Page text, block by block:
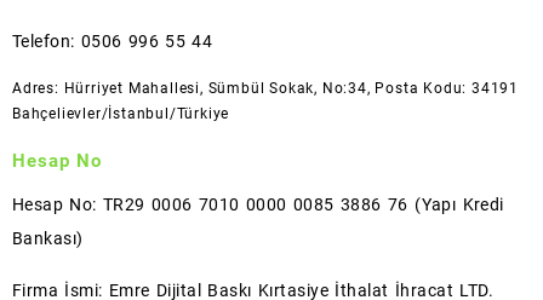
Telefon: 0506 996 55 44
Adres: Hürriyet Mahallesi, Sümbül Sokak, No:34, Posta Kodu: 34191
Bahçelievler/İstanbul/Türkiye
Hesap No
Hesap No: TR29 0006 7010 0000 0085 3886 76 (Yapı Kredi
Bankası)
Firma İsmi: Emre Dijital Baskı Kırtasiye İthalat İhracat LTD.